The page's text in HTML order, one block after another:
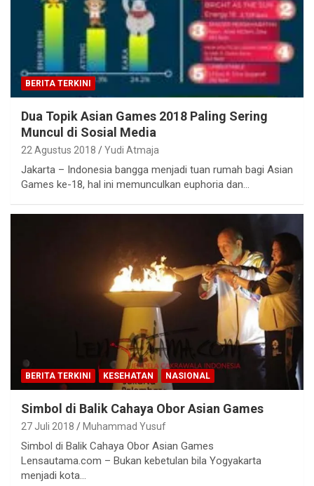
BERITA TERKINI
Dua Topik Asian Games 2018 Paling Sering
Muncul di Sosial Media
22 Agustus 2018 Yudi Atmaja
Jakarta – Indonesia bangga menjadi tuan rumah bagi Asian
Games ke-18, hal ini memunculkan euphoria dan…
BERITA TERKINI KESEHATAN NASIONAL
Simbol di Balik Cahaya Obor Asian Games
27 Juli 2018 Muhammad Yusuf
Simbol di Balik Cahaya Obor Asian Games
Lensautama.com – Bukan kebetulan bila Yogyakarta
menjadi kota…